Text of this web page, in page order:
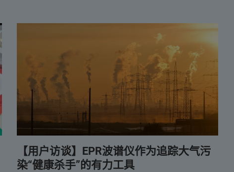
【用户访谈】EPR波谱仪作为追踪大气污
染“健康杀手”的有力工具